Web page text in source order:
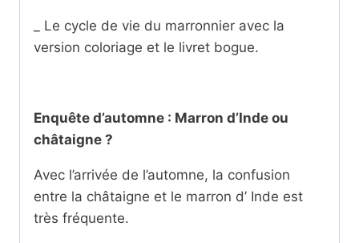
_ Le cycle de vie du marronnier avec la
version coloriage et le livret bogue.
Enquête d’automne : Marron d’Inde ou
châtaigne ?
Avec l’arrivée de l’automne, la confusion
entre la châtaigne et le marron d’ Inde est
très fréquente.